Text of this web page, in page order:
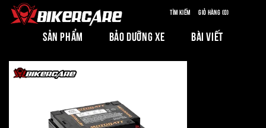
Tìm kiếm Giỏ hàng (0)
SẢN PHẨM BẢO DƯỠNG XE BÀI VIẾT